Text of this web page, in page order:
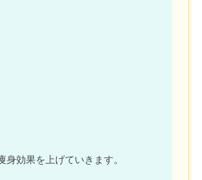
効果を上げていきます。